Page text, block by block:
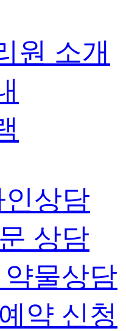
원 소개
인상담
상담
물상담
약 신청